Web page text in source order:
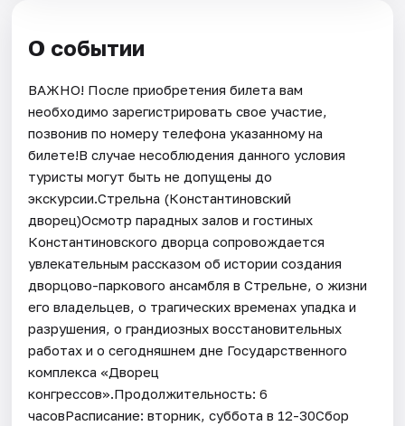
О событии
ВАЖНО! После приобретения билета вам
необходимо зарегистрировать свое участие,
позвонив по номеру телефона указанному на
билете!В случае несоблюдения данного условия
туристы могут быть не допущены до
экскурсии.Стрельна (Константиновский
дворец)Осмотр парадных залов и гостиных
Константиновского дворца сопровождается
увлекательным рассказом об истории создания
дворцово-паркового ансамбля в Стрельне, о жизни
его владельцев, о трагических временах упадка и
разрушения, о грандиозных восстановительных
работах и о сегодняшнем дне Государственного
комплекса «Дворец
конгрессов».Продолжительность: 6
часовРасписание: вторник, суббота в 12-30Сбор